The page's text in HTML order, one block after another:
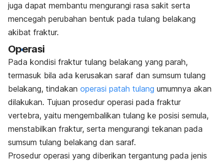
juga dapat membantu mengurangi rasa sakit serta
mencegah perubahan bentuk pada tulang belakang
akibat fraktur.
Operasi
Pada kondisi fraktur tulang belakang yang parah,
termasuk bila ada kerusakan saraf dan sumsum tulang
belakang, tindakan operasi patah tulang umumnya akan
dilakukan. Tujuan prosedur operasi pada fraktur
vertebra, yaitu mengembalikan tulang ke posisi semula,
menstabilkan fraktur, serta mengurangi tekanan pada
sumsum tulang belakang dan saraf.
Prosedur operasi yang diberikan tergantung pada jenis